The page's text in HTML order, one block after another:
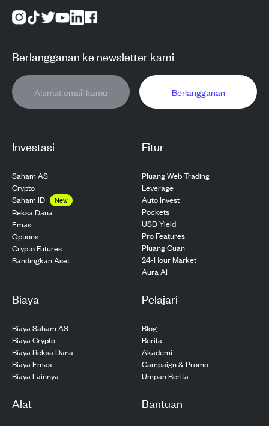
Investasi
Saham AS
Crypto
Saham ID
New
Reksa Dana
Emas
Options
Crypto Futures
Bandingkan Aset
Fitur
Pluang Web Trading
Leverage
Auto Invest
Pockets
USD Yield
Pro Features
Pluang Cuan
24-Hour Market
Aura AI
Biaya
Biaya Saham AS
Biaya Crypto
Biaya Reksa Dana
Biaya Emas
Biaya Lainnya
Pelajari
Blog
Berita
Akademi
Campaign & Promo
Umpan Berita
Alat Bantuan
Berlangganan ke newsletter kami
Berlangganan